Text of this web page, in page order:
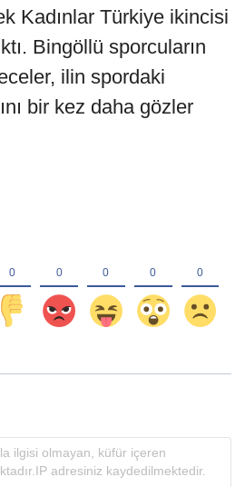
Kadınlar Türkiye ikincisi
Bingöllü sporcuların
ilin spordaki
bir kez daha gözler